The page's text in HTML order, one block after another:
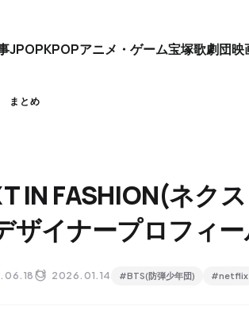
close
JPOPKPOPアニメ・ゲーム宝塚歌劇団映
まとめ
IN FASHION(ネク
ザイナープロフィー
2026.01.14 #BTS(防弾少年団) #netflix